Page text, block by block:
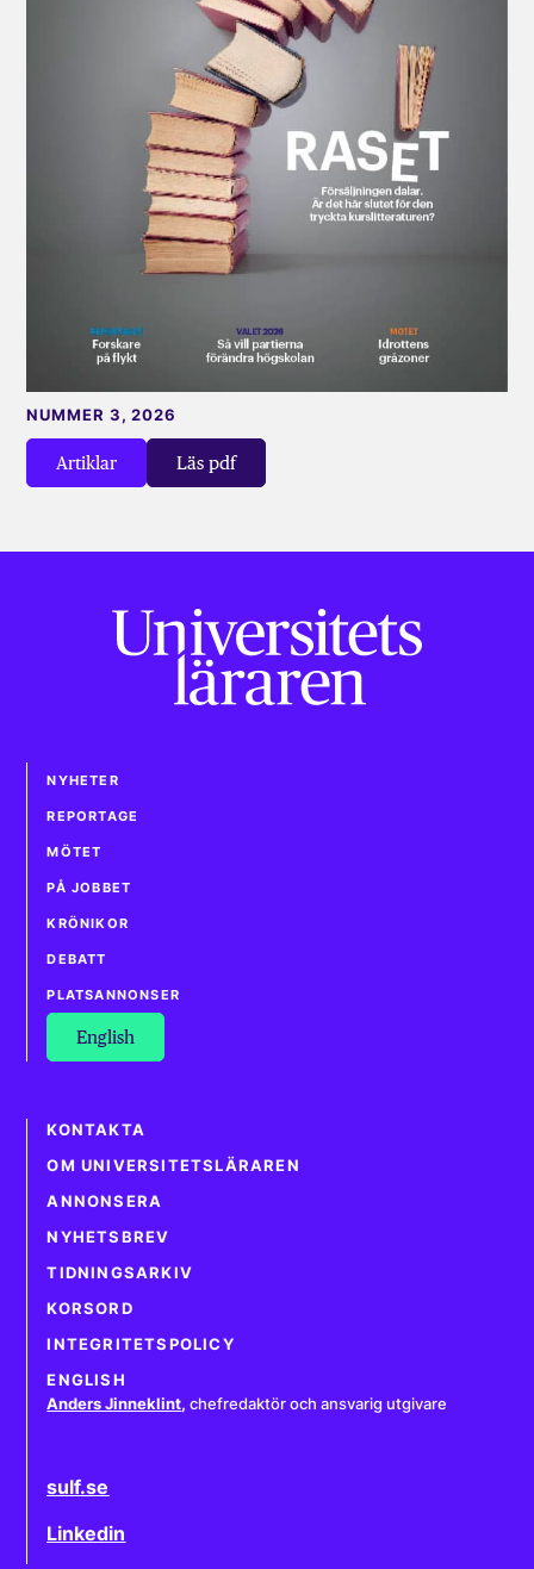
Artiklar Läs pdf
NUMMER 3, 2026
NYHETER
REPORTAGE
MÖTET
PÅ JOBBET
KRÖNIKOR
DEBATT
PLATSANNONSER
English
KONTAKTA
OM UNIVERSITETSLÄRAREN
ANNONSERA
NYHETSBREV
TIDNINGSARKIV
KORSORD
INTEGRITETSPOLICY
ENGLISH
Anders Jinneklint, chefredaktör och ansvarig utgivare
sulf.se
Linkedin